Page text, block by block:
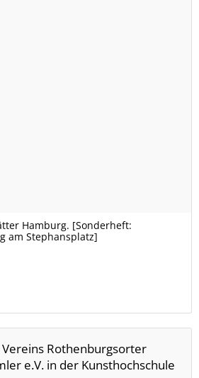
Hamburg. [Sonderheft:
am Stephansplatz]